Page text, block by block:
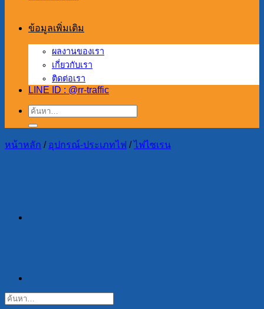
ข้อมูลเพิ่มเติม
ผลงานของเรา
เกี่ยวกับเรา
ติดต่อเรา
LINE ID : @rr-traffic
ค้นหา:
หน้าหลัก / อุปกรณ์-ประเภทไฟ / ไฟไซเรน